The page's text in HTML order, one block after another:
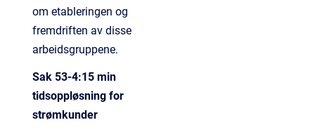
om etableringen og
fremdriften av disse
arbeidsgruppene.
Sak 53-4:15 min
tidsoppløsning for
strømkunder